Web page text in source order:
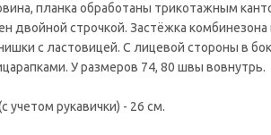
планка обработаны трикотажным
двойной строчкой. Застёжка
с ластовицей. С лицевой стороны в
У размеров 74, 80 швы вовнутрь.
учетом рукавички) - 26 см.